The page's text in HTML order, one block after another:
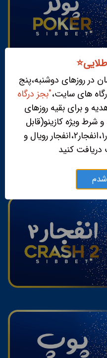
تومان در روزهای دوشنبه،پنج
های سایت،"بجز درگاه
هدیه و برای بقیه روزهای
و شرط ویژه کازینو(قابل
استفاده فقط در بازی انفجار۱،انفجار۲،انفجار رویال و
کنید